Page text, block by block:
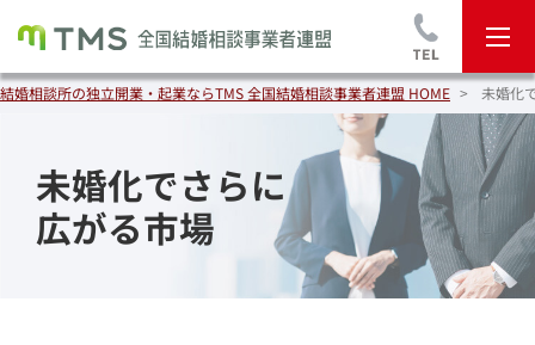
結婚相談所の独立開業・起業ならTMS 全国結婚相談事業者連盟 HOME 未婚化
未婚化でさらに
広がる市場